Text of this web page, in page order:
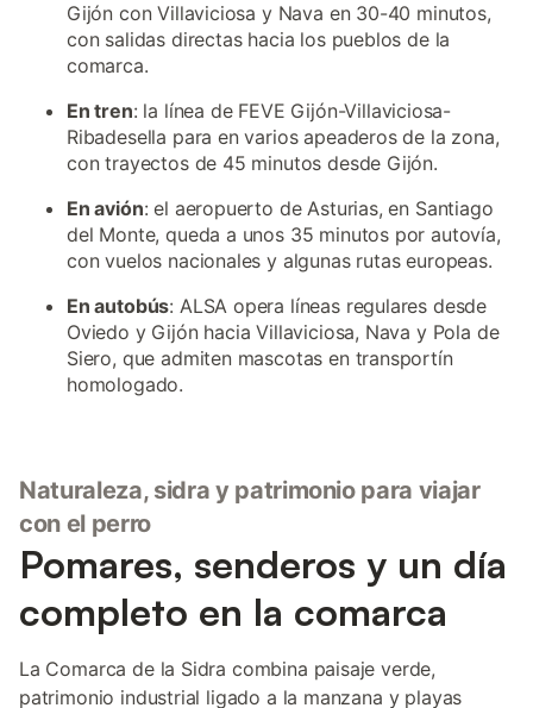
Gijón con Villaviciosa y Nava en 30-40 minutos,
con salidas directas hacia los pueblos de la
comarca.
En tren: la línea de FEVE Gijón-Villaviciosa-
Ribadesella para en varios apeaderos de la zona,
con trayectos de 45 minutos desde Gijón.
En avión: el aeropuerto de Asturias, en Santiago
del Monte, queda a unos 35 minutos por autovía,
con vuelos nacionales y algunas rutas europeas.
En autobús: ALSA opera líneas regulares desde
Oviedo y Gijón hacia Villaviciosa, Nava y Pola de
Siero, que admiten mascotas en transportín
homologado.
Naturaleza, sidra y patrimonio para viajar
con el perro
Pomares, senderos y un día
completo en la comarca
La Comarca de la Sidra combina paisaje verde,
patrimonio industrial ligado a la manzana y playas